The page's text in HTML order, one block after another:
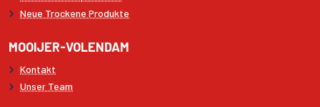
Neue Trockene Produkte
MOOIJER-VOLENDAM
Kontakt
Unser Team